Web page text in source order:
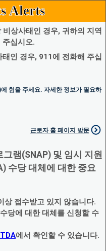
Alerts
상사태인 경우, 귀하의 지역
주십시오.
인 경우, 911에 전화해 주십
힘을 주세요. 자세한 정보가 필요하
근로자 홈 페이지 방문
램(SNAP) 및 임시 지원
수당 대체에 대한 중요
상 접수받고 있지 않습니다.
당에 대한 대체를 신청할 수
에서 확인할 수 있습니다.